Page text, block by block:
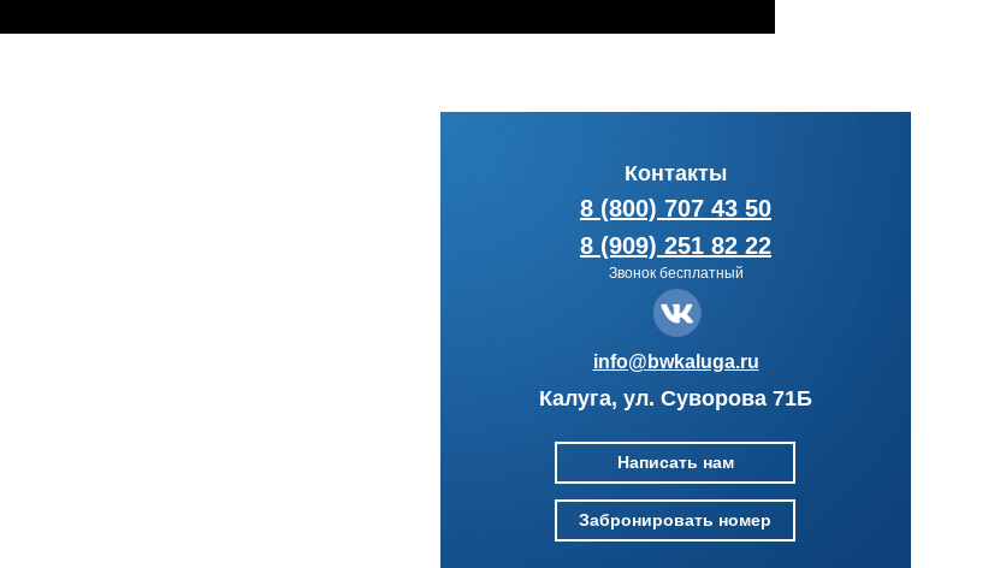
8 (800) 707 43 50
Контакты
Звонок бесплатный
Калуга, ул. Суворова 71Б
Написать нам
Забронировать номер
info@bwkaluga.ru
8 (909) 251 82 22